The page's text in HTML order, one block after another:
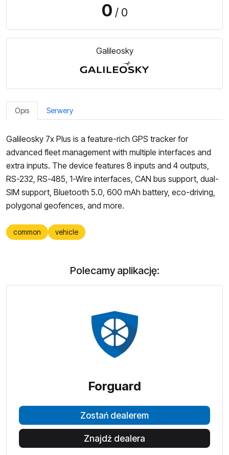
0 / 0
Galileosky
Opis Serwery
Galileosky 7x Plus is a feature-rich GPS tracker for
advanced fleet management with multiple interfaces and
extra inputs. The device features 8 inputs and 4 outputs,
RS-232, RS-485, 1-Wire interfaces, CAN bus support, dual-
SIM support, Bluetooth 5.0, 600 mAh battery, eco-driving,
polygonal geofences, and more.
common vehicle
Polecamy aplikację:
Forguard
Zostań dealerem
Znajdź dealera